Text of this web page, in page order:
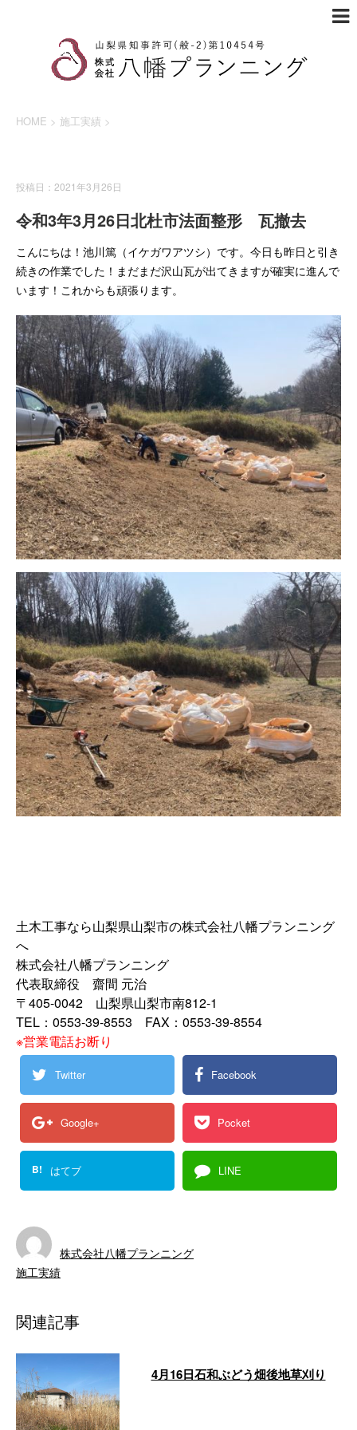
HOME > 施工実績 >
投稿日：2021年3月26日
令和3年3月26日北杜市法面整形 瓦撤去
こんにちは！池川篤（イケガワアツシ）です。今日も昨日と引き
続きの作業でした！まだまだ沢山瓦が出てきますが確実に進んで
います！これからも頑張ります。
土木工事なら山梨県山梨市の株式会社八幡プランニング
へ
株式会社八幡プランニング
代表取締役 齋間 元治
〒405-0042 山梨県山梨市南812-1
TEL：0553-39-8553 FAX：0553-39-8554
※営業電話お断り
Twitter Facebook
Google+ Pocket
B! はてブ LINE
株式会社八幡プランニング
施工実績
関連記事
4月16日石和ぶどう畑後地草刈り